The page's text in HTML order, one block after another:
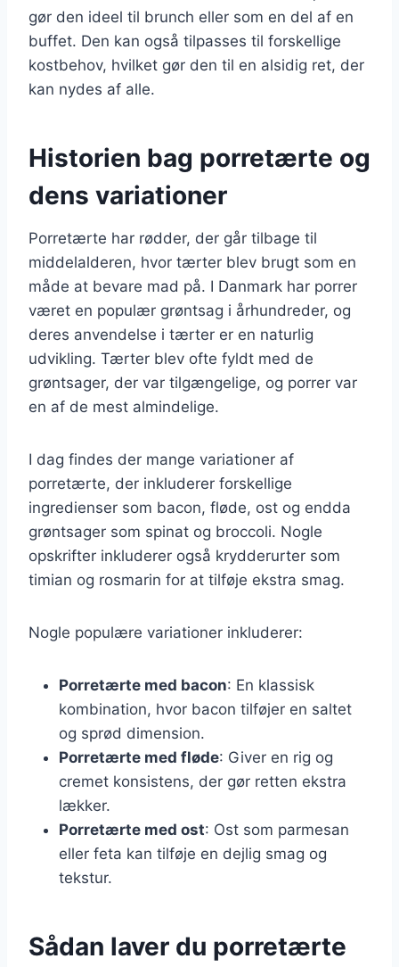
gør den ideel til brunch eller som en del af en
buffet. Den kan også tilpasses til forskellige
kostbehov, hvilket gør den til en alsidig ret, der
kan nydes af alle.
Historien bag porretærte og
dens variationer
Porretærte har rødder, der går tilbage til
middelalderen, hvor tærter blev brugt som en
måde at bevare mad på. I Danmark har porrer
været en populær grøntsag i århundreder, og
deres anvendelse i tærter er en naturlig
udvikling. Tærter blev ofte fyldt med de
grøntsager, der var tilgængelige, og porrer var
en af de mest almindelige.
I dag findes der mange variationer af
porretærte, der inkluderer forskellige
ingredienser som bacon, fløde, ost og endda
grøntsager som spinat og broccoli. Nogle
opskrifter inkluderer også krydderurter som
timian og rosmarin for at tilføje ekstra smag.
Nogle populære variationer inkluderer:
Porretærte med bacon: En klassisk
kombination, hvor bacon tilføjer en saltet
og sprød dimension.
Porretærte med fløde: Giver en rig og
cremet konsistens, der gør retten ekstra
lækker.
Porretærte med ost: Ost som parmesan
eller feta kan tilføje en dejlig smag og
tekstur.
Sådan laver du porretærte